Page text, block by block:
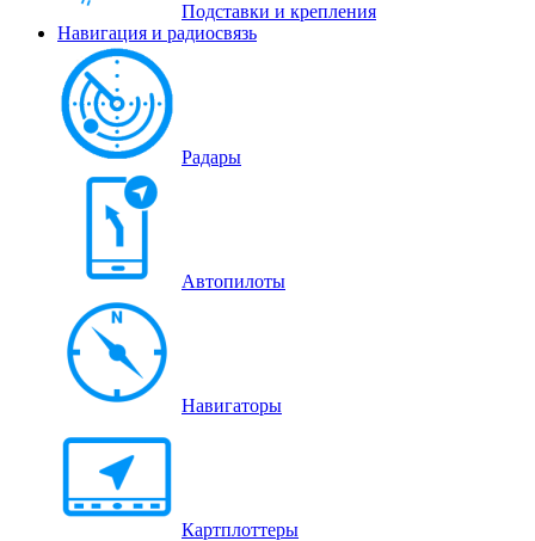
Подставки и крепления
Навигация и радиосвязь
Радары
Автопилоты
Навигаторы
Картплоттеры